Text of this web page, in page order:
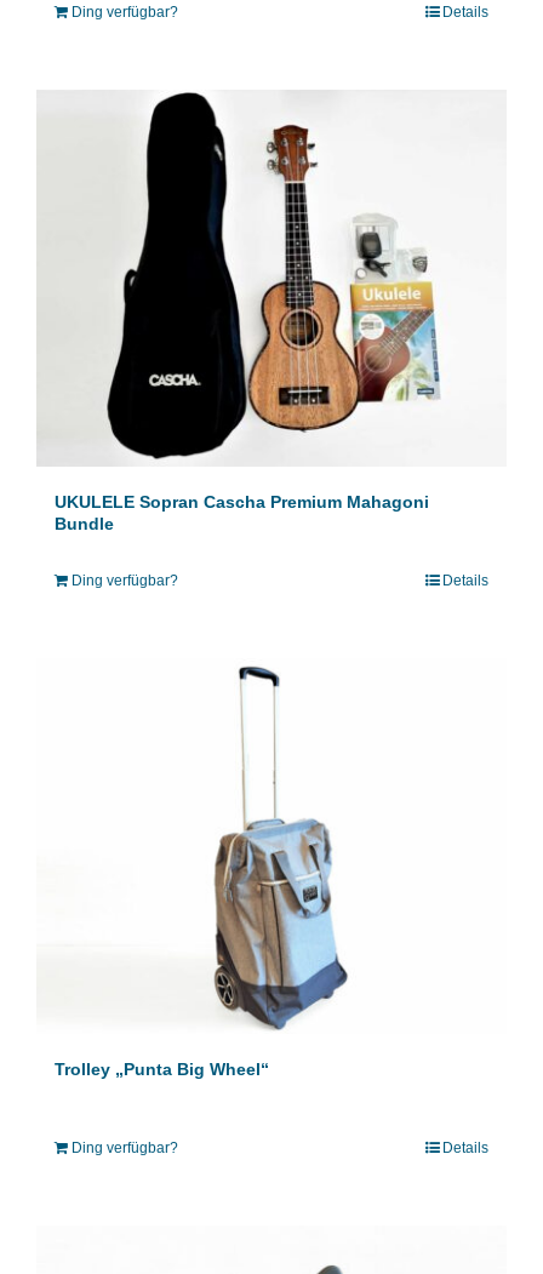
Ding verfügbar? Details
UKULELE Sopran Cascha Premium Mahagoni
Bundle
Ding verfügbar? Details
Trolley „Punta Big Wheel“
Ding verfügbar? Details